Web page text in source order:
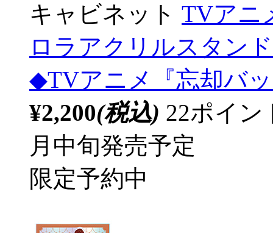
キャビネット TVアニ
ロラアクリルスタン
◆TVアニメ『忘却バ
¥2,200(税込) 22ポイ
月中旬発売予定
限定予約中